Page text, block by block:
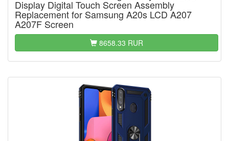
Display Digital Touch Screen Assembly
Replacement for Samsung A20s LCD A207
A207F Screen
8658.33 RUR